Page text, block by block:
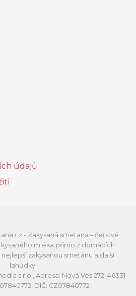
údajů
- Zakysaná smetana – čerstvé
mléka přímo z domácích
zakysanou smetanu a další
lahůdky.
s.r.o., Adresa: Nová Ves 272, 46331
DIČ: CZ07840772